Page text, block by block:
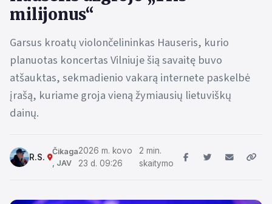
milijonus“
Garsus kroatų violončelininkas Hauseris, kurio
planuotas koncertas Vilniuje šią savaitę buvo
atšauktas, sekmadienio vakarą internete paskelbė
įrašą, kuriame groja vieną žymiausių lietuviškų
dainų.
R.S.
Čikaga
, JAV
2026 m. kovo
23 d. 09:26
2 min.
skaitymo